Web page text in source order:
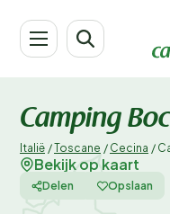
Camping
Italië /Toscane / Cecina /
Bekijk op kaart
Delen Opslaan